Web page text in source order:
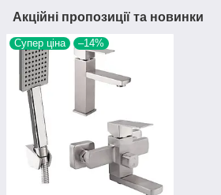
Акційні пропозиції та новинки
Супер ціна –14%